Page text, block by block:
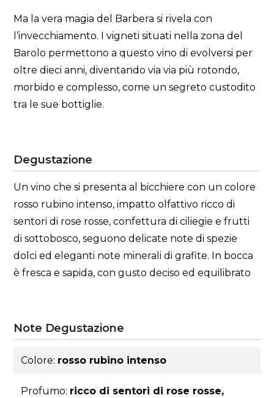
Ma la vera magia del Barbera si rivela con
l’invecchiamento. I vigneti situati nella zona del
Barolo permettono a questo vino di evolversi per
oltre dieci anni, diventando via via più rotondo,
morbido e complesso, come un segreto custodito
tra le sue bottiglie.
Degustazione
Un vino che si presenta al bicchiere con un colore
rosso rubino intenso, impatto olfattivo ricco di
sentori di rose rosse, confettura di ciliegie e frutti
di sottobosco, seguono delicate note di spezie
dolci ed eleganti note minerali di grafite. In bocca
è fresca e sapida, con gusto deciso ed equilibrato
Note Degustazione
Colore: rosso rubino intenso
Profumo: ricco di sentori di rose rosse,